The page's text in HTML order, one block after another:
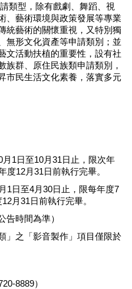
類型，除有戲劇、舞蹈、視
、藝術環境與政策發展等專業
統藝術的關懷重視，又特別獨
無形文化資產等申請類別；並
文活動扶植的重要性，設有社
族群、原住民族類申請類別，
市民生活文化素養，落實多元
1日至10月31日止，限次年
度12月31日前執行完畢。
1日至4月30日止，限每年度7
月31日前執行完畢。
告時間為準）
」之「影音製作」項目僅限於
8889）